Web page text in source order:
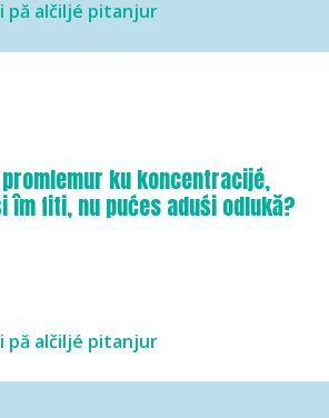
pă alčiljé pitanjur
ku koncentracijé,
îm fiti, nu pućes aduśi odlukă?
pă alčiljé pitanjur